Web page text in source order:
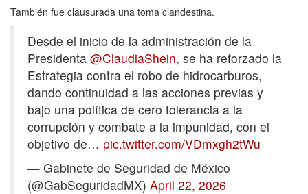
También fue clausurada una toma clandestina.
Desde el inicio de la administración de la
Presidenta @ClaudiaShein, se ha reforzado la
Estrategia contra el robo de hidrocarburos,
dando continuidad a las acciones previas y
bajo una política de cero tolerancia a la
corrupción y combate a la impunidad, con el
objetivo de… pic.twitter.com/VDmxgh2tWu
— Gabinete de Seguridad de México
(@GabSeguridadMX) April 22, 2026